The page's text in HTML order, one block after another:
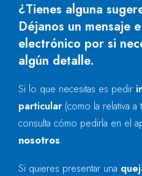
¿Tienes alguna
Déjanos un mensaje
electrónico por si
algún detalle.
Si lo que necesitas es pedir
particular (como la relativa
consulta cómo pedirla en el
nosotros.
Si quieres presentar una